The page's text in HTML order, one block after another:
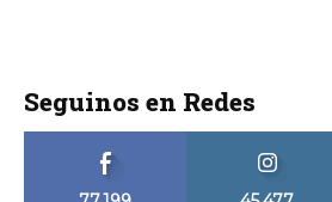
Seguinos en Redes